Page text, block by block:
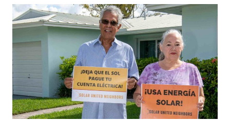
Preguntas
frecuentes
sobre
la
energía
solar